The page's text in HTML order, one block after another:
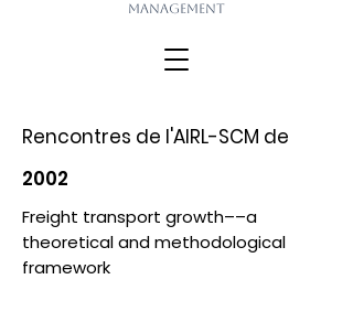
Management
Rencontres de l'AIRL-SCM de
2002
Freight transport growth––a
theoretical and methodological
framework